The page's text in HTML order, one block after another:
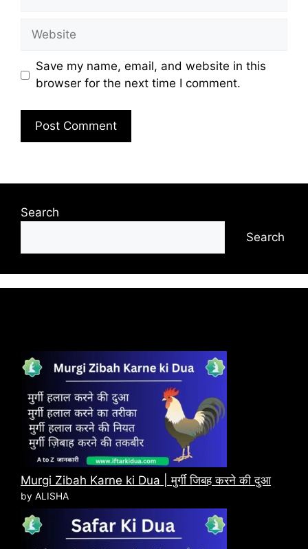
Website
Save my name, email, and website in this
browser for the next time I comment.
Search
Search
Murgi Zibah Karne ki Dua | मुर्गी जिबह करने की दुआ
by ALISHA